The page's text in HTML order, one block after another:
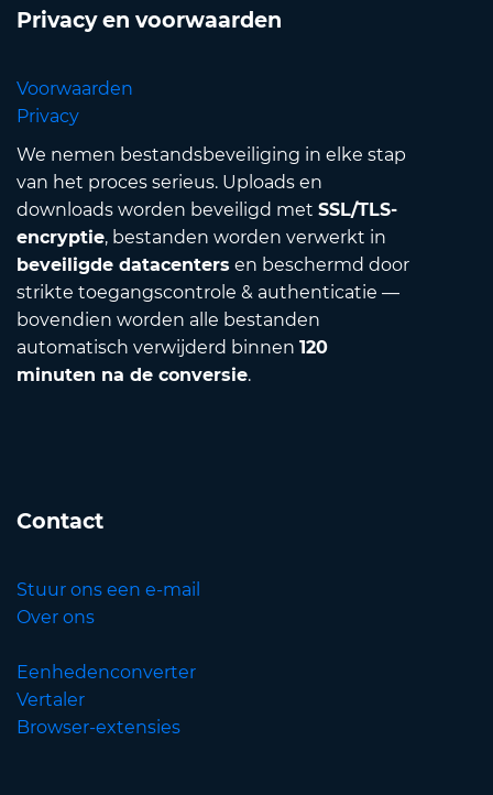
Privacy en voorwaarden
Voorwaarden
Privacy
We nemen bestandsbeveiliging in elke stap
van het proces serieus. Uploads en
downloads worden beveiligd met SSL/TLS-
encryptie, bestanden worden verwerkt in
beveiligde datacenters en beschermd door
strikte toegangscontrole & authenticatie —
bovendien worden alle bestanden
automatisch verwijderd binnen 120
minuten na de conversie.
Contact
Stuur ons een e-mail
Over ons
Eenhedenconverter
Vertaler
Browser-extensies